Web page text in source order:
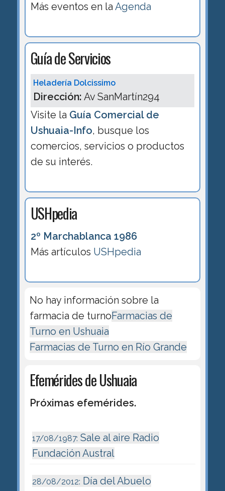
Más eventos en la Agenda
Guía de Servicios
Heladería Dolcissimo
Dirección: Av SanMartín294
Visite la Guía Comercial de
Ushuaia-Info, busque los
comercios, servicios o productos
de su interés.
USHpedia
2º Marchablanca 1986
Más artículos USHpedia
No hay información sobre la
farmacia de turnoFarmacias de
Turno en Ushuaia
Farmacias de Turno en Río Grande
Efemérides de Ushuaia
Próximas efemérides.
17/08/1987: Sale al aire Radio
Fundación Austral
28/08/2012: Día del Abuelo